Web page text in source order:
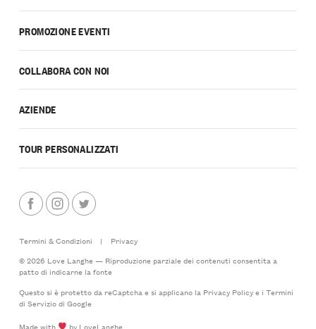
PROMOZIONE EVENTI
COLLABORA CON NOI
AZIENDE
TOUR PERSONALIZZATI
Termini & Condizioni |
Privacy
© 2026 Love Langhe — Riproduzione parziale dei contenuti consentita a
patto di indicarne la fonte
Questo si è protetto da reCaptcha e si applicano la Privacy Policye i Termini
di Serviziodi Google
Made with
by LoveLanghe